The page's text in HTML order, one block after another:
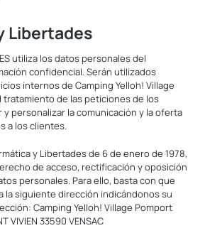
Libertades
utiliza los datos personales del
confidencial. Serán utilizados
internos de Camping Yelloh! Village
tratamiento de las peticiones de los
personalizar la comunicación y la oferta
a los clientes.
y Libertades de 6 de enero de 1978,
de acceso, rectificación y oposición
personales. Para ello, basta con que
la siguiente dirección indicándonos su
Camping Yelloh! Village Pomport
VIVIEN 33590 VENSAC